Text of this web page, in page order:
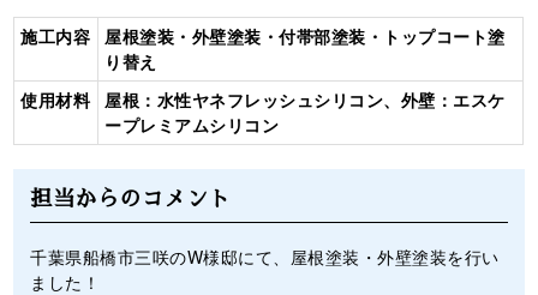
施工内容
屋根塗装・外壁塗装・付帯部塗装・トップコート塗
り替え
使用材料
屋根：水性ヤネフレッシュシリコン、外壁：エスケ
ープレミアムシリコン
担当からのコメント
千葉県船橋市三咲のW様邸にて、屋根塗装・外壁塗装を行い
ました！